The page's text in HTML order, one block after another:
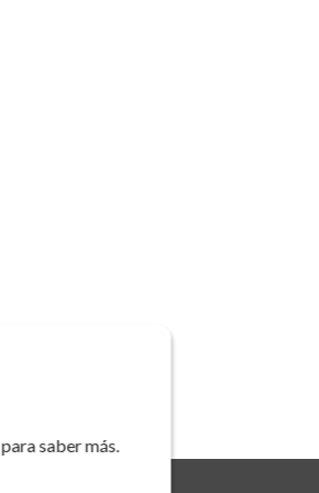
para saber más.